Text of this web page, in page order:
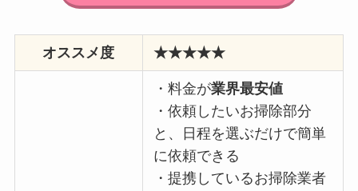
オススメ度 ★★★★★
・料金が業界最安値
・依頼したいお掃除部分
と、日程を選ぶだけで簡単
に依頼できる
・提携しているお掃除業者